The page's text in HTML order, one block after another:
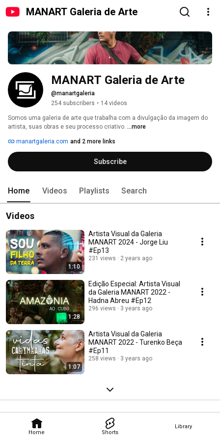
MANART Galeria de Arte
Home Shorts
Library
MANART Galeria de Arte
@manartgaleria
254 subscribers • 14 videos
Somos uma galeria de arte que trabalha com a divulgação da imagem do
artista, suas obras e seu processo criativo. ...more
manartgaleria.com and 2 more links
Subscribe
Home Videos Playlists Search
Videos
1:10
Artista Visual da Galeria
MANART 2024 - Jorge Liu
#Ep13
231 views 2 years ago
1:28
Edição Especial: Artista Visual
da Galeria MANART 2022 -
Hadna Abreu #Ep12
296 views 3 years ago
1:07
Artista Visual da Galeria
MANART 2022 - Turenko Beça
#Ep11
258 views 3 years ago